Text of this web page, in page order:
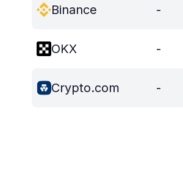
Binance -
OKX -
Crypto.com -